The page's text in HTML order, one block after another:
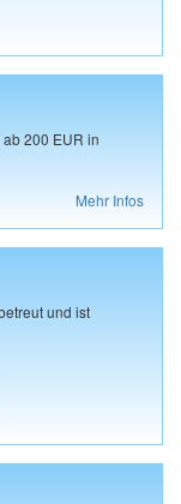
200 EUR in
Mehr Infos
und ist